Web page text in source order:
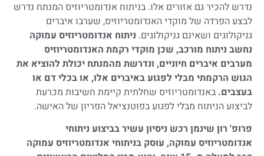
נדרש להכיר גם אזורים אלו. בניתוח אנדומטריוזיס המנתח נדרש
לבצע הפרדה של מוקדי האנדומטריוזיס, שערבו איברים
גניקולוגים ושאינם גניקולוגים. ניתוח אנדומטריוזיס עמוקה
נחשב ניתוח מורכב, שכן מוקדי רקמת האנדומטריוזיס
מערבים איברים חיוניים, ונדרשת מהמנתח יכולת להוציא את
הגוש הרקמתי מבלי לפגועבאיברים אלו, או בכלי דם או
בעצבים. באנדומטריוזיס שחלתית קיימת חשיבות מכרעת
לביצוע הניתוח מבלי לפגוע בפוטנציאל הפריון של האישה.
פרופ' רון שינמן רכש ניסיון עשיר בביצוע ניתוחי
אנדומטריוזיס עמוקה, עוסק בניתוחי אנדומטריוזיס עמוקה